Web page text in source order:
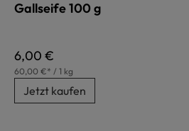
Gallseife 100 g
Regulärer Preis:
6,00 €
60,00 €* / 1 kg
Jetzt kaufen